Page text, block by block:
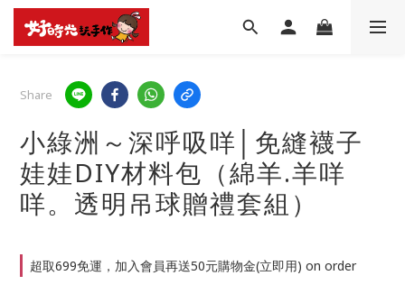
Share
小綠洲～深呼吸咩│免縫襪子
娃娃DIY材料包（綿羊.羊咩
咩。透明吊球贈禮套組）
超取699免運，加入會員再送50元購物金(立即用) on order